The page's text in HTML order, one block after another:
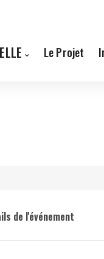
Le Projet
de l'événement